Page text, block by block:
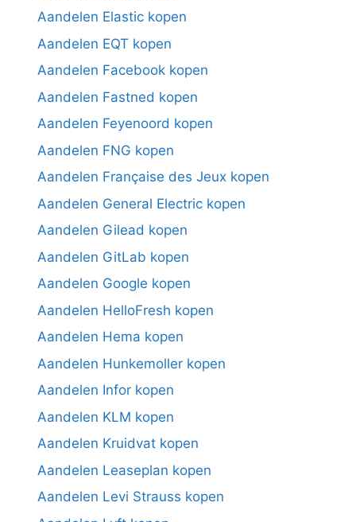
Aandelen Elastic kopen
Aandelen EQT kopen
Aandelen Facebook kopen
Aandelen Fastned kopen
Aandelen Feyenoord kopen
Aandelen FNG kopen
Aandelen Française des Jeux kopen
Aandelen General Electric kopen
Aandelen Gilead kopen
Aandelen GitLab kopen
Aandelen Google kopen
Aandelen HelloFresh kopen
Aandelen Hema kopen
Aandelen Hunkemoller kopen
Aandelen Infor kopen
Aandelen KLM kopen
Aandelen Kruidvat kopen
Aandelen Leaseplan kopen
Aandelen Levi Strauss kopen